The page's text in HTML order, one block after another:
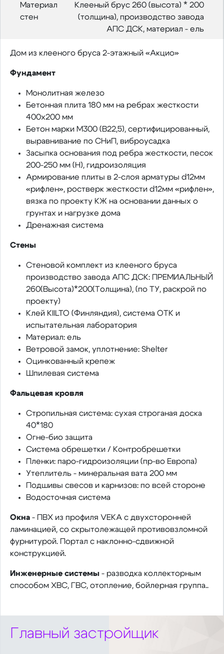
Материал
стен
Клееный брус 260 (высота) * 200
(толщина), производство завода
АПС ДСК, материал - ель
Дом из клееного бруса 2-этажный «Акцио»
Фундамент
Монолитная железо
Бетонная плита 180 мм на ребрах жесткости
400х200 мм
Бетон марки М300 (B22,5), сертифицированный,
выравнивание по СНиП, виброусадка
Засыпка основания под ребра жесткости, песок
200-250 мм (H), гидроизоляция
Армирование плиты в 2-слоя арматуры d12мм
«рифлен», ростверк жесткости d12мм «рифлен»,
вязка по проекту КЖ на основании данных о
грунтах и нагрузке дома
Дренажная система
Стены
Стеновой комплект из клееного бруса
производство завода АПС ДСК: ПРЕМИАЛЬНЫЙ
260(Высота)*200(Толщина), (по ТУ, раскрой по
проекту)
Клей KIILTO (Финляндия), система ОТК и
испытательная лаборатория
Материал: ель
Ветровой замок, уплотнение: Shelter
Оцинкованный крепеж
Шпилевая система
Фальцевая кровля
Стропильная система: сухая строганая доска
40*180
Огне-био защита
Система обрешетки / Контробрешетки
Пленки: паро-гидроизоляции (пр-во Европа)
Утеплитель - минеральная вата 200 мм
Подшивы свесов и карнизов: по всей стороне
Водосточная система
Окна- ПВХ из профиля VEKA с двухсторонней
ламинацией, со скрытолежащей противовзломной
фурнитурой. Портал с наклонно-сдвижной
конструкцией.
Инженерные системы - разводка коллекторным
способом ХВС, ГВС, отопление, бойлерная группа..
Главный застройщик